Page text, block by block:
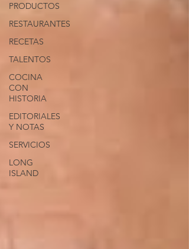
PRODUCTOS
RESTAURANTES
RECETAS
TALENTOS
COCINA
CON
HISTORIA
EDITORIALES
Y NOTAS
SERVICIOS
LONG
ISLAND